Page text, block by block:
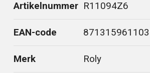
Artikelnummer R11094Z6
EAN-code
Merk Roly